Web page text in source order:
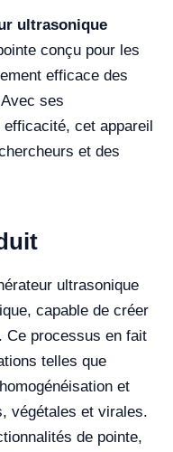
ultrasonique
conçu pour les
efficace des
ses
cet appareil
et des
ultrasonique
capable de créer
Ce processus en fait
telles que
et
végétales et virales.
de pointe,